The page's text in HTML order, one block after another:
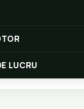
LUCRU